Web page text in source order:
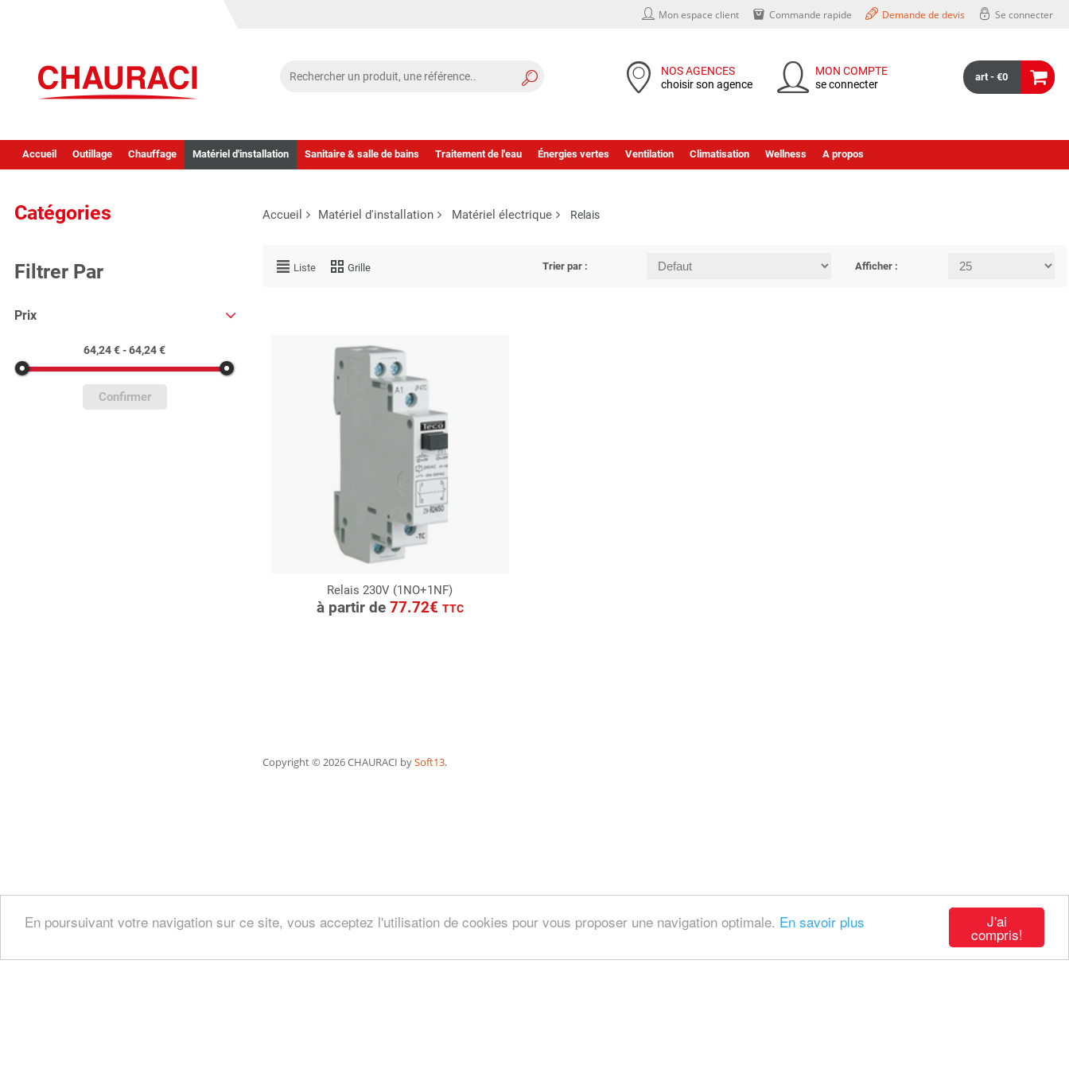
J'ai
compris!
En poursuivant votre navigation sur ce site, vous acceptez l'utilisation de cookies pour vous proposer une navigation optimale. En savoir plus
Mon espace client Commande rapide Demande de devis Se connecter
NOS AGENCES
choisir son agence
MON COMPTE
se connecter
art - €0
Accueil Outillage Chauffage Matériel d'installation Sanitaire & salle de bains Traitement de l'eau Énergies vertes Ventilation Climatisation Wellness A propos
Catégories
Filtrer Par
Prix
64,24 € - 64,24 €
Confirmer
Accueil Matériel d'installation Matériel électrique Relais
Liste Grille Trier par : Afficher :
Relais 230V (1NO+1NF)
à partir de 77.72€ TTC
CONSULTER
Demande de devis
Copyright© 2026 CHAURACI bySoft13.